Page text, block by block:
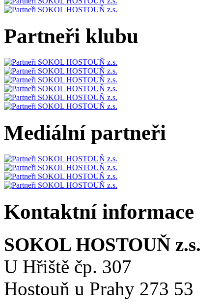
Partneři klubu
Mediální partneři
Kontaktní informace
SOKOL HOSTOUŇ z.s.
U Hřiště čp. 307
Hostouň u Prahy 273 53